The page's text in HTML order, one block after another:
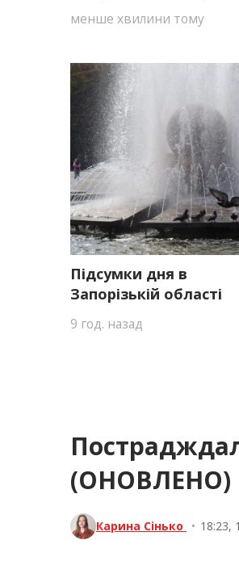
менше хвилини тому
Підсумки дня в
Запорізькій області
9 год. назад
(ОНОВЛЕНО)
Карина Сінько • 18:23,